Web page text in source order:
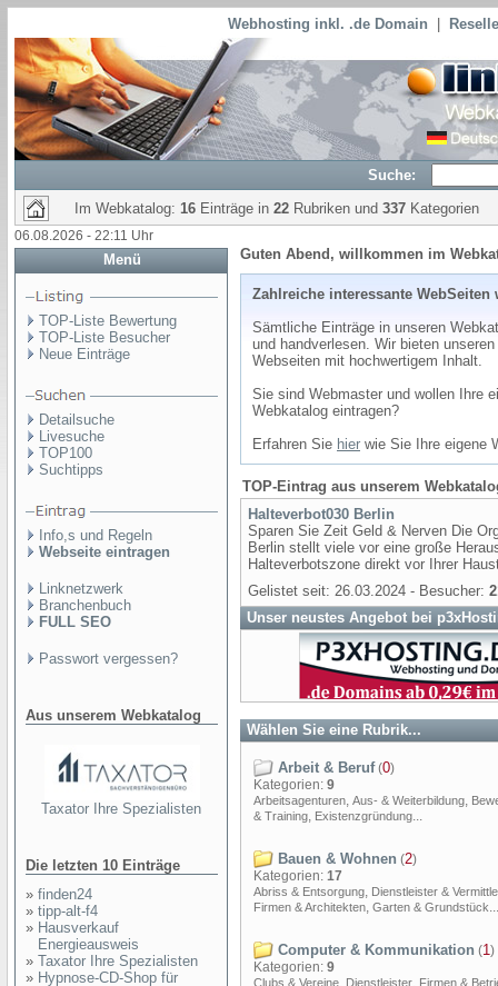
Webhosting inkl. .de Domain
Suche:
Im Webkatalog: 16 Einträge in 22 Rubriken und 337 Kategorien
06.08.2026 - 22:11 Uhr
Menü
TOP-Liste Bewertung
TOP-Liste Besucher
Neue Einträge
Detailsuche
Livesuche
TOP100
Suchtipps
Info,s und Regeln
Webseite eintragen
Linknetzwerk
Branchenbuch
FULL SEO
Passwort vergessen?
Aus unserem Webkatalog
Taxator Ihre Spezialisten
Die letzten 10 Einträge
» finden24
» tipp-alt-f4
» Hausverkauf
Energieausweis
» Taxator Ihre Spezialisten
» Hypnose-CD-Shop für
Guten Abend, willkommen im
Zahlreiche interessante WebSeiten
Sämtliche Einträge in unseren
und handverlesen. Wir bieten
Webseiten mit hochwertigem Inhalt.
Sie sind Webmaster und wollen Ihre
Webkatalog eintragen?
Erfahren Sie hier wie Sie Ihre eigene
TOP-Eintrag aus unserem
Halteverbot030 Berlin
Sparen Sie Zeit Geld & Nerven Die
Berlin stellt viele vor eine große
Halteverbotszone direkt vor Ihrer
Gelistet seit: 26.03.2024 - Besucher:
Unser neustes Angebot bei
Wählen Sie eine Rubrik...
Arbeit & Beruf(0)
Kategorien: 9
Arbeitsagenturen, Aus- & Weiterbildung,
& Training, Existenzgründung...
Bauen & Wohnen (2)
Kategorien: 17
Abriss & Entsorgung, Dienstleister &
Firmen & Architekten, Garten & Grundstück...
Computer & Kommunikation (1)
Kategorien: 9
Clubs & Vereine, Dienstleister, Firmen &